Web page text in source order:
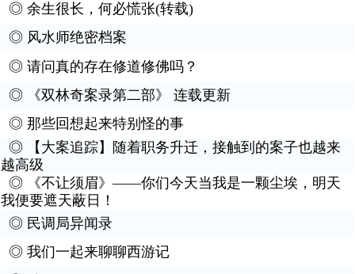
◎ 余生很长，何必慌张(转载)
◎ 风水师绝密档案
◎ 请问真的存在修道修佛吗？
◎
《双林奇案录第二部》 连载更新
◎ 那些回想起来特别怪的事
◎
【大案追踪】随着职务升迁，接触到的案子也越来
越高级
◎
《不让须眉》——你们今天当我是一颗尘埃，明天
我便要遮天蔽日！
◎ 民调局异闻录
◎ 我们一起来聊聊西游记